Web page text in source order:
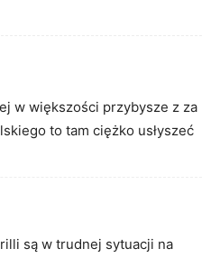
w większości przybysze z za
to tam ciężko usłyszeć
są w trudnej sytuacji na